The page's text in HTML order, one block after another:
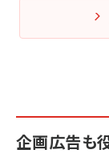
企画広告も